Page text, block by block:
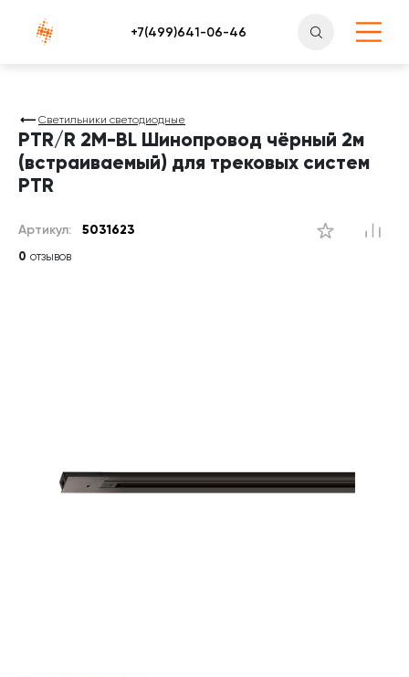
Атлантснаб
Светильники светодиодные
PTR/R 2M-BL Шинопровод чёрный 2м
(встраиваемый) для трековых систем
PTR
Артикул: 5031623